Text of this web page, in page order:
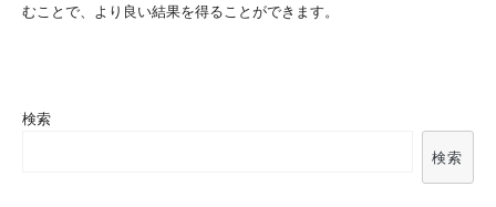
むことで、より良い結果を得ることができます。
検索
検索